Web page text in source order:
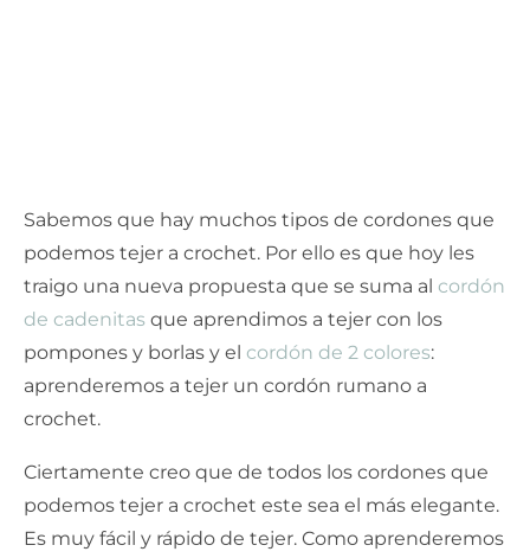
Sabemos que hay muchos tipos de cordones que
podemos tejer a crochet. Por ello es que hoy les
traigo una nueva propuesta que se suma al cordón
de cadenitas que aprendimos a tejer con los
pompones y borlas y el cordón de 2 colores:
aprenderemos a tejer un cordón rumano a
crochet.
Ciertamente creo que de todos los cordones que
podemos tejer a crochet este sea el más elegante.
Es muy fácil y rápido de tejer. Como aprenderemos